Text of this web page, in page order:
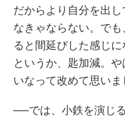
だからより自分を出
なきゃならない。で
ると間延びした感じ
というか、匙加減。
いなって改めて思いま
──では、小鉄を演じ